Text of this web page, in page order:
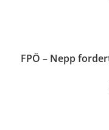
FPÖ – Nepp